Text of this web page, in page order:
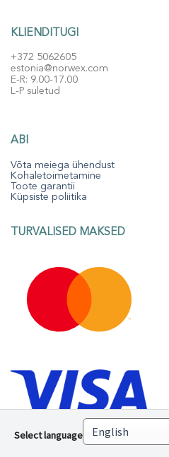
KLIENDITUGI
+372 5062605
estonia@norwex.com
E-R: 9.00-17.00
L-P suletud
ABI
Võta meiega ühendust
Kohaletoimetamine
Toote garantii
Küpsiste poliitika
TURVALISED MAKSED
Select language